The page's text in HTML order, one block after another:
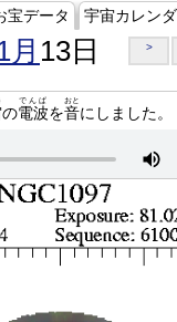
宝データ 宇宙カレン
13日 >
の電波
でんぱ
を音
おと
にしました。